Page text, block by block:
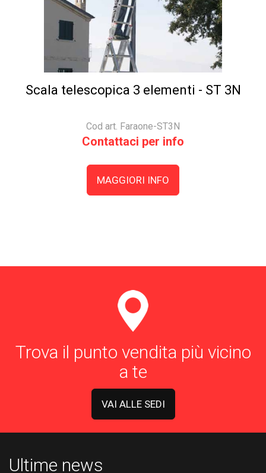
Scala telescopica 3 elementi - ST 3N
Cod art. Faraone-ST3N
Contattaci per info
MAGGIORI INFO
Trova il punto vendita più vicino
a te
VAI ALLE SEDI
Ultime news